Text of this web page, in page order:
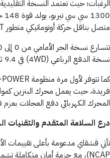
الرغبات؛ حيث تعتمد النسخة
متصل بناقل حركة أوتوماتيكي متطور Xtronic CVT.
نسخة الدفع الرباعي (4WD) في 9.4 ثانية.
فريدة، حيث يعمل محرك البنزين
المحرك الكهربائي دفع العجلات بعزم
درع السلامة المتقدم والتقنيات